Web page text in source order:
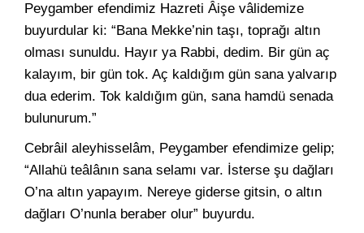
Peygamber efendimiz Hazreti Âişe vâlidemize
buyurdular ki: “Bana Mekke’nin taşı, toprağı altın
olması sunuldu. Hayır ya Rabbi, dedim. Bir gün aç
kalayım, bir gün tok. Aç kaldığım gün sana yalvarıp
dua ederim. Tok kaldığım gün, sana hamdü senada
bulunurum.”
Cebrâil aleyhisselâm, Peygamber efendimize gelip;
“Allahü teâlânın sana selamı var. İsterse şu dağları
O’na altın yapayım. Nereye giderse gitsin, o altın
dağları O’nunla beraber olur” buyurdu.